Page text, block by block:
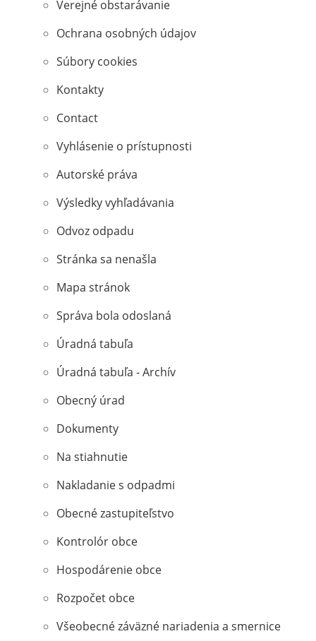
Verejné obstarávanie
Ochrana osobných údajov
Súbory cookies
Kontakty
Contact
Vyhlásenie o prístupnosti
Autorské práva
Výsledky vyhľadávania
Odvoz odpadu
Stránka sa nenašla
Mapa stránok
Správa bola odoslaná
Úradná tabuľa
Úradná tabuľa - Archív
Obecný úrad
Dokumenty
Na stiahnutie
Nakladanie s odpadmi
Obecné zastupiteľstvo
Kontrolór obce
Hospodárenie obce
Rozpočet obce
Všeobecné záväzné nariadenia a smernice